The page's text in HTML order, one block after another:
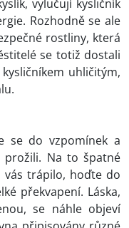
vylučují kysličník
Rozhodně se ale
rostliny, která
se totiž dostali
uhličitým,
se do vzpomínek a
Na to špatné
vás trápilo, hoďte do
překvapení. Láska,
se náhle objeví